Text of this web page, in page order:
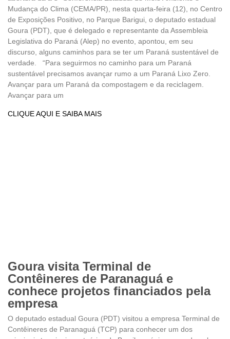
Mudança do Clima (CEMA/PR), nesta quarta-feira (12), no Centro
de Exposições Positivo, no Parque Barigui, o deputado estadual
Goura (PDT), que é delegado e representante da Assembleia
Legislativa do Paraná (Alep) no evento, apontou, em seu
discurso, alguns caminhos para se ter um Paraná sustentável de
verdade. “Para seguirmos no caminho para um Paraná
sustentável precisamos avançar rumo a um Paraná Lixo Zero.
Avançar para um Paraná da compostagem e da reciclagem.
Avançar para um
CLIQUE AQUI E SAIBA MAIS
Goura visita Terminal de
Contêineres de Paranaguá e
conhece projetos financiados pela
empresa
O deputado estadual Goura (PDT) visitou a empresa Terminal de
Contêineres de Paranaguá (TCP) para conhecer um dos